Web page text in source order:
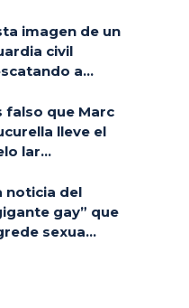
imagen de un
civil
a...
falso que Marc
lleve el
lar...
noticia del
gay” que
sexua...